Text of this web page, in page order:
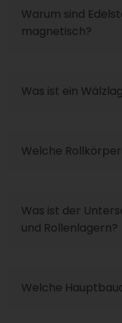
Warum sind
magnetisch?
Was ist ein
Welche
Was ist der
und Rollenlagern?
Welche